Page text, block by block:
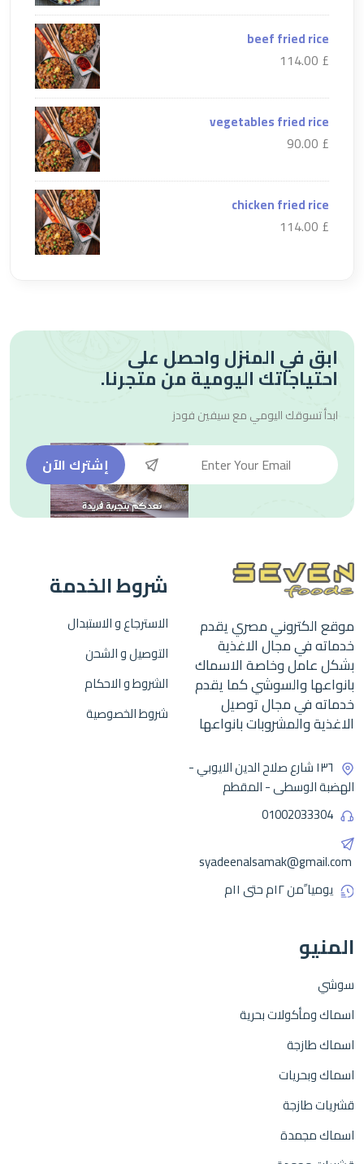
beef fried rice
£ 114.00
vegetables fried rice
£ 90.00
chicken fried rice
£ 114.00
ابق في المنزل واحصل على
احتياجاتك اليومية من متجرنا.
ابدأ تسوقك اليومي معسيفين فودز
إشترك الآن
موقع الكتروني مصري يقدم
خدماته في مجال الاغذية
بشكل عامل وخاصة الاسماك
بانواعها والسوشي كما يقدم
خدماته في مجال توصيل
الاغذية والمشروبات بانواعها
١٣٦ شارع صلاح الدين الايوبي -
الهضبة الوسطى - المقطم
01002033304
syadeenalsamak@gmail.com
يوميا ًمن ١٢م حتى ١١م
شروط الخدمة
الاسترجاع و الاستبدال
التوصيل و الشحن
الشروط و الاحكام
شروط الخصوصية
المنيو
سوشي
اسماك ومأكولات بحرية
اسماك طازجة
اسماك وبحريات
قشريات طازجة
اسماك مجمدة